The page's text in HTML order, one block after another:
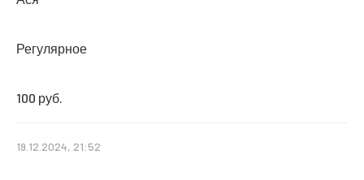
Регулярное
100 руб.
19.12.2024, 21:52